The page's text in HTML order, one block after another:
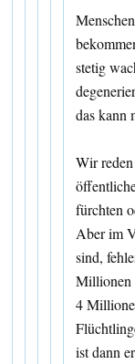
stetig
das kann
Wir
fürchten
Aber im
sind,
Millionen
4
ist dann